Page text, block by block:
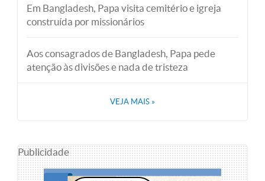
Em Bangladesh, Papa visita cemitério e igreja
construída por missionários
Aos consagrados de Bangladesh, Papa pede
atenção às divisões e nada de tristeza
VEJA MAIS »
Publicidade